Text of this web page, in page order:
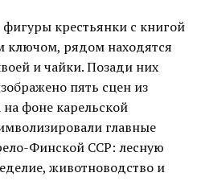
крестьянки с книгой
ключом, рядом находятся
и чайки. Позади них
пять сцен из
фоне карельской
главные
Финской ССР: лесную
животноводство и